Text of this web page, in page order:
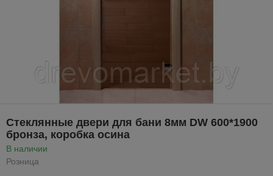
Стеклянные двери для бани 8мм DW 600*1900
бронза, коробка осина
В наличии
Розница